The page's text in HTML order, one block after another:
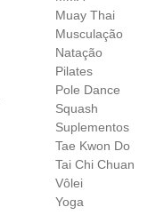
Muay Thai
Musculação
Natação
Pilates
Pole Dance
Squash
Suplementos
Tae Kwon Do
Tai Chi Chuan
Vôlei
Yoga